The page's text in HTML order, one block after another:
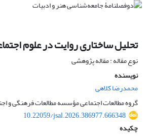
تحلیل ساختاری روایت در علوم
نوع مقاله : مقاله پژوهشی
نویسنده
محمدرضا کلاهی
گروه مطالعات اجتماعی مؤسسه مطالعات فرهنگی و
10.22059/jsal.2026.386977.666348
چکیده